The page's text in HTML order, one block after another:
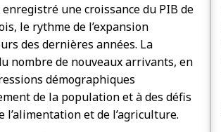
une croissance du PIB de
le rythme de l’expansion
des dernières années. La
nombre de nouveaux arrivants, en
démographiques
de la population et à des défis
l’alimentation et de l’agriculture.